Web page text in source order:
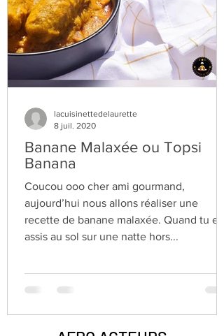
Banane Malaxée ou Topsi
Banana
Coucou ooo cher ami gourmand,
aujourd’hui nous allons réaliser une
recette de banane malaxée. Quand tu es
assis au sol sur une natte hors...
lacuisinettedelaurette
8 juil. 2020